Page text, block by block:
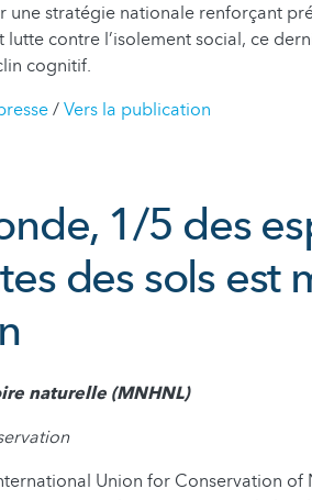
une stratégie nationale renforçant
contre l’isolement social, ce
cognitif.
/Vers la publication
1/5 des
des sols est
naturelle (MNHNL)
Union for Conservation